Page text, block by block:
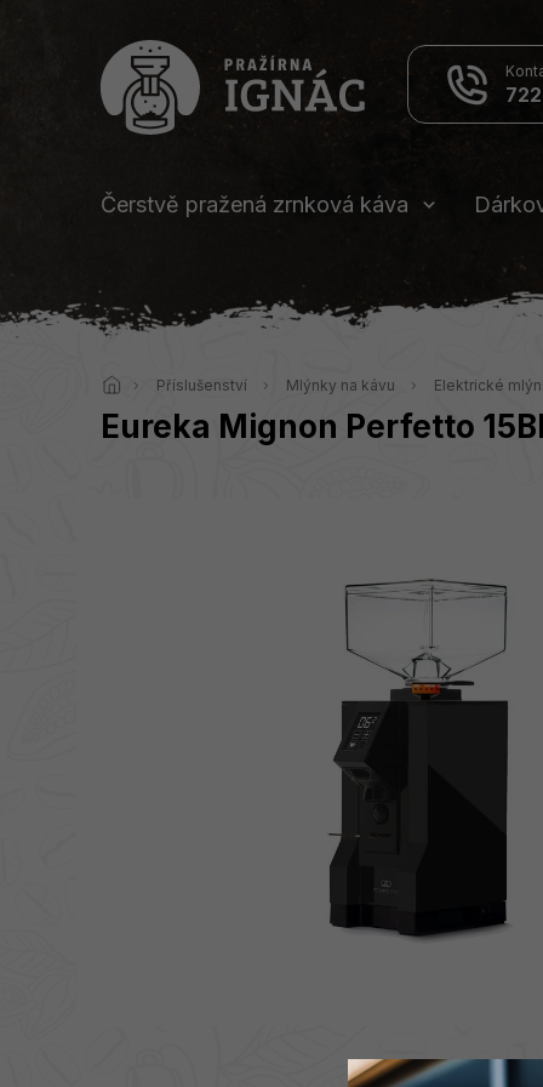
Čerstvě pražená zrnková káva
Příslušenství Mlýnky na kávu Elektrické
Eureka Mignon Perfetto